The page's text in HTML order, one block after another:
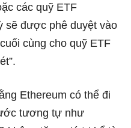
các quỹ ETF
sẽ được phê duyệt vào
cùng cho quỹ ETF
Ethereum có thể đi
tương tự như